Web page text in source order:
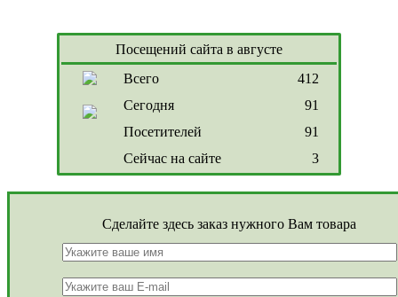
Посещений сайта в августе
Всего
412
Сегодня
91
Посетителей
91
Сейчас на сайте
3
Сделайте здесь заказ нужного Вам товара